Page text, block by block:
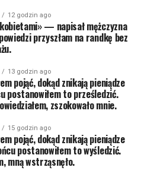
12 godzin ago
— napisał mężczyzna
przyszłam na randkę bez
13 godzin ago
pojąć, dokąd znikają pieniądze
postanowiłem to prześledzić.
zszokowało mnie.
15 godzin ago
pojąć, dokąd znikają pieniądze
postanowiłem to wyśledzić.
mną wstrząsnęło.